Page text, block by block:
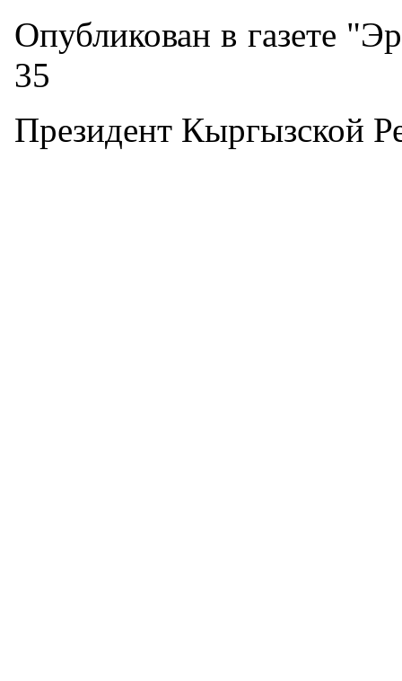
Опубликован в газете
35
Президент Кыргызской